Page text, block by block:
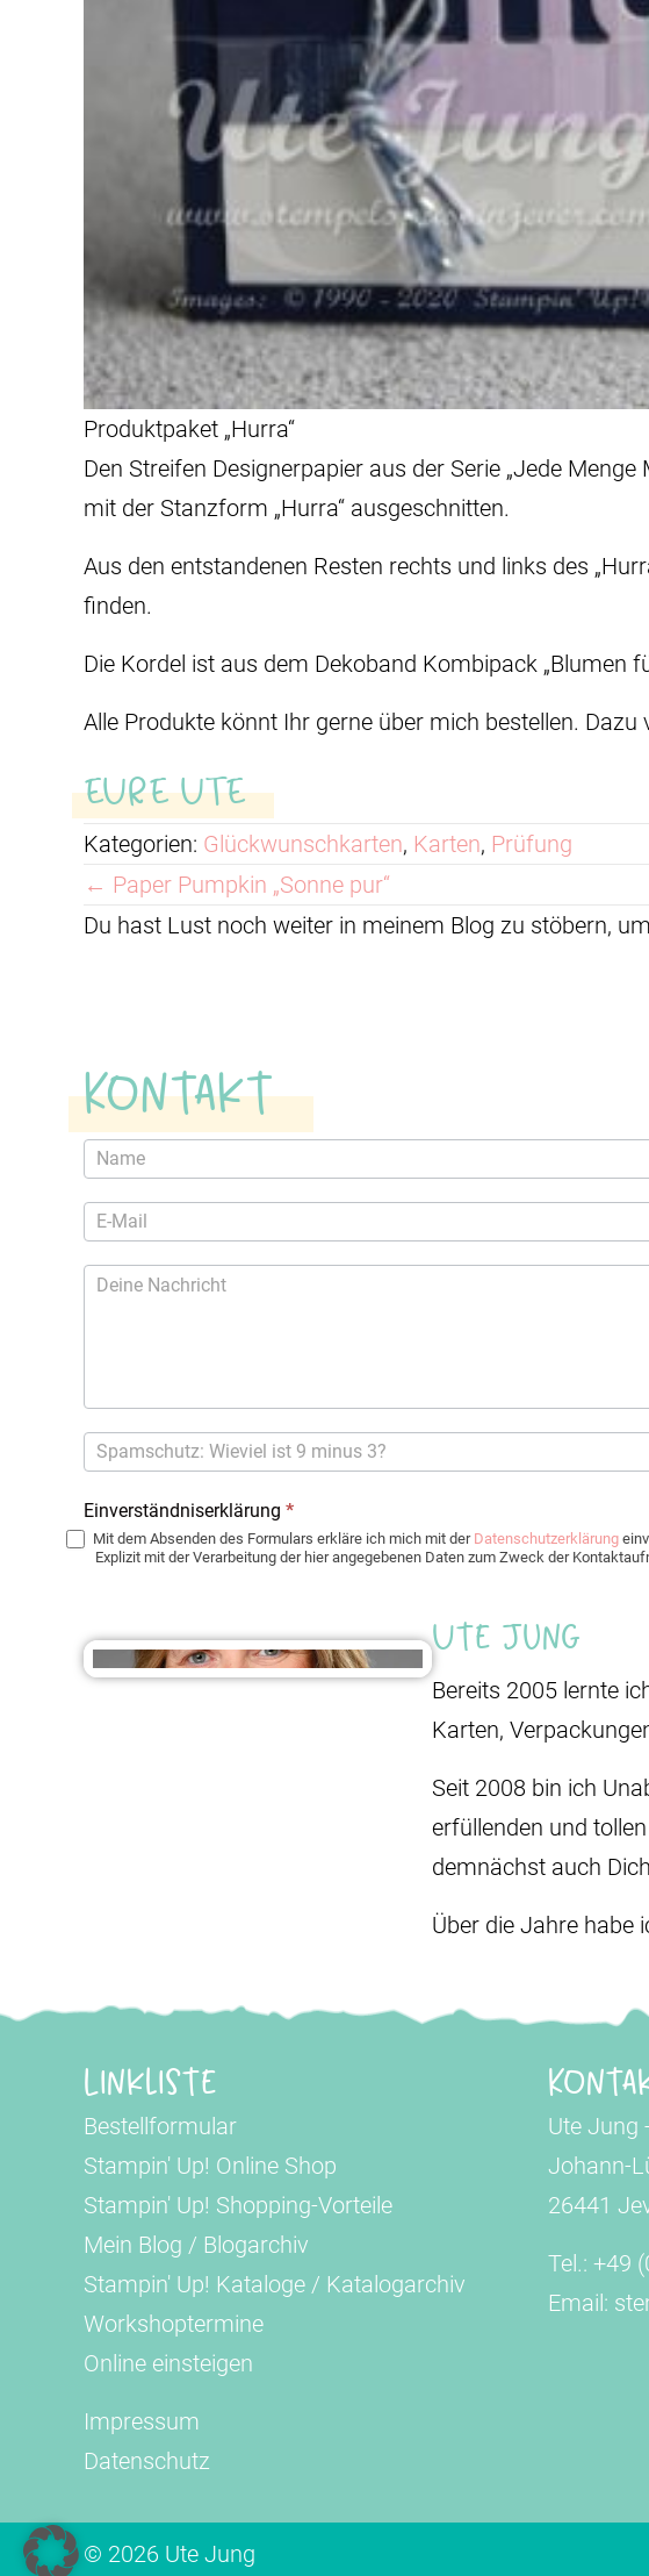
Produktpaket „Hurra“
Den Streifen Designerpapier aus der Serie „Jede
mit der Stanzform „Hurra“ ausgeschnitten.
Aus den entstandenen Resten rechts und links des
finden.
Die Kordel ist aus dem Dekoband Kombipack „Blumen
Alle Produkte könnt Ihr gerne über mich bestellen. Dazu
EURE UTE
Kategorien: Glückwunschkarten, Karten, Prüfung
Posts
← Paper Pumpkin „Sonne pur“
Du hast Lust noch weiter in meinem Blog zu stöbern,
Kontakt
Kontaktformular
Einverständniserklärung *
Mit dem Absenden des Formulars erkläre ich mich mit der Datenschutzerklärung
Explizit mit der Verarbeitung der hier angegebenen Daten zum Zweck der
Ute Jung
Bereits 2005 lernte
Karten,
Seit 2008 bin ich
erfüllenden und
demnächst auch
Über die Jahre habe
Linkliste
Bestellformular
Stampin' Up! Online Shop
Stampin' Up! Shopping-Vorteile
Mein Blog / Blogarchiv
Stampin' Up! Kataloge / Katalogarchiv
Workshoptermine
Online einsteigen
Impressum
Datenschutz
Ute Jung
Johann-
26441
Tel.: +49
Email:
© 2026 Ute Jung